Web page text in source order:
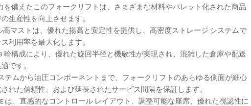
備えたこのフォークリフトは、さまざまな材料やパレット化された商品
生産性を向上させます。
マストは、優れた揚高と安定性を提供し、高密度ストレージ システムで
利用率を最大化します。
構成により、優れた旋回半径と機敏性が実現され、混雑した倉庫や配送
です。
ムから油圧コンポーネントまで、フォークリフトのあらゆる側面が細心
れた信頼性、および延長されたサービス間隔を保証します。
は、直感的なコントロール レイアウト、調整可能な座席、優れた視認性に